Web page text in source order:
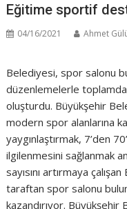
Eğitime sportif
04/16/2021 Ahmet
Belediyesi, spor salonu
düzenlemelerle
oluşturdu. Büyükşehir
modern spor alanlarına
yaygınlaştırmak, 7’den
ilgilenmesini sağlanmak
sayısını artırmaya
taraftan spor salonu
kazandırıyor.